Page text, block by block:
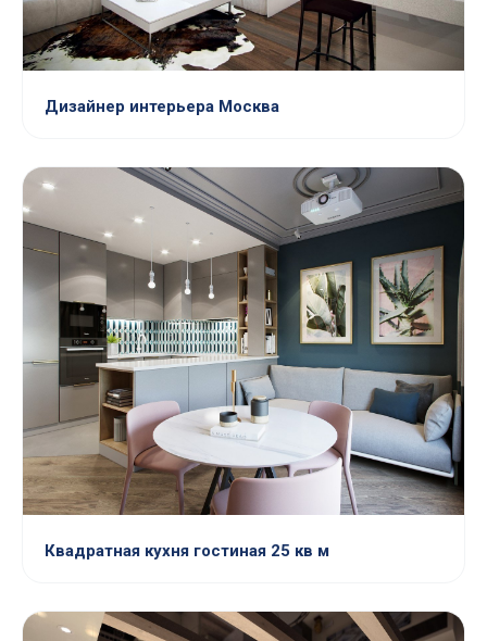
Дизайнер интерьера Москва
Квадратная кухня гостиная 25 кв м